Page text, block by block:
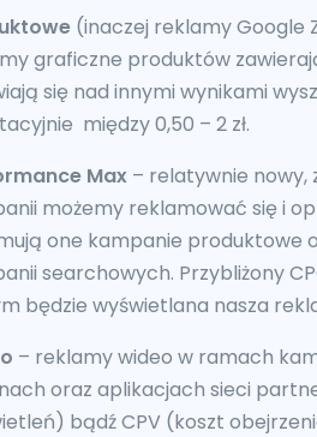
(inaczej reklamy Google
graficzne produktów
się nad innymi wynikami
między 0,50 – 2 zł.
Max – relatywnie nowy,
możemy reklamować się i
one kampanie produktowe
searchowych. Przybliżony
będzie wyświetlana nasza
– reklamy wideo w ramach
oraz aplikacjach sieci
bądź CPV (koszt